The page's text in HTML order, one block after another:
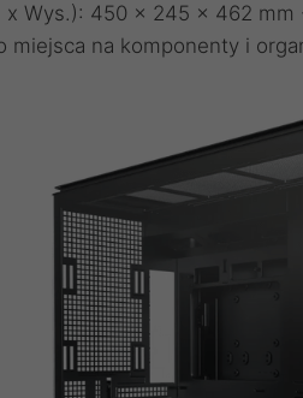
x Wys.): 450 x 245 x 462
miejsca na komponenty i